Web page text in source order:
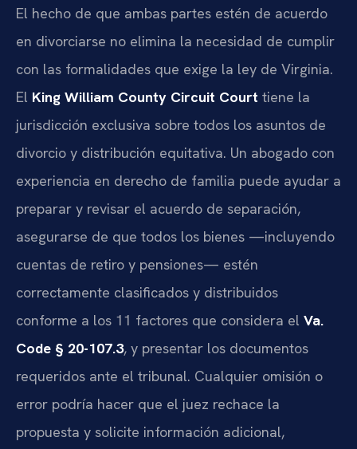
El hecho de que ambas partes estén de acuerdo
en divorciarse no elimina la necesidad de cumplir
con las formalidades que exige la ley de Virginia.
El King William County Circuit Court tiene la
jurisdicción exclusiva sobre todos los asuntos de
divorcio y distribución equitativa. Un abogado con
experiencia en derecho de familia puede ayudar a
preparar y revisar el acuerdo de separación,
asegurarse de que todos los bienes —incluyendo
cuentas de retiro y pensiones— estén
correctamente clasificados y distribuidos
conforme a los 11 factores que considera el Va.
Code § 20-107.3, y presentar los documentos
requeridos ante el tribunal. Cualquier omisión o
error podría hacer que el juez rechace la
propuesta y solicite información adicional,